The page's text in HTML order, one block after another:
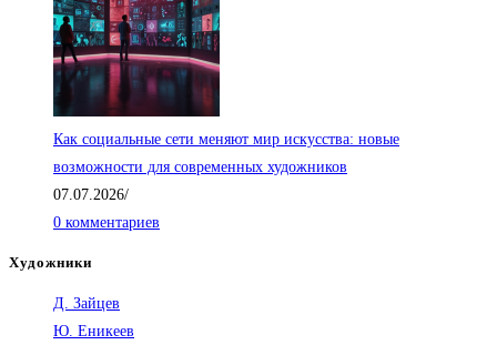
Как социальные сети меняют мир искусства: новые
возможности для современных художников
07.07.2026/
0 комментариев
Художники
Д. Зайцев
Ю. Еникеев